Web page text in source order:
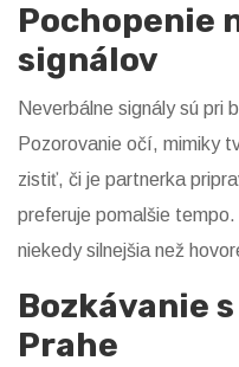
Pochopenie
signálov
Neverbálne signály sú pri
Pozorovanie očí, mimiky
zistiť, či je partnerka
preferuje pomalšie
niekedy silnejšia než
Bozkávanie
Prahe